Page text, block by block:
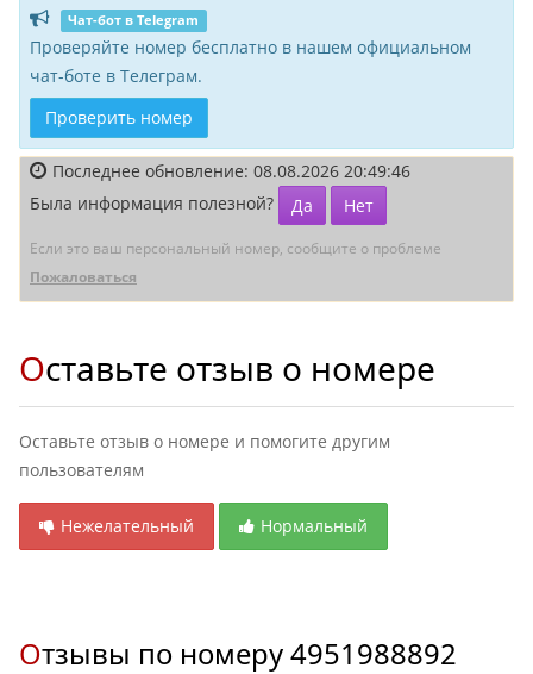
Чат-бот в Telegram
Проверяйте номер бесплатно в нашем официальном
чат-боте в Телеграм.
Проверить номер
Последнее обновление: 08.08.2026 20:49:46
Была информация полезной?
Да Нет
Если это ваш персональный номер, сообщите о проблеме
Пожаловаться
Оставьте отзыв о номере
Оставьте отзыв о номере и помогите другим
пользователям
Нежелательный Нормальный
Отзывы по номеру4951988892